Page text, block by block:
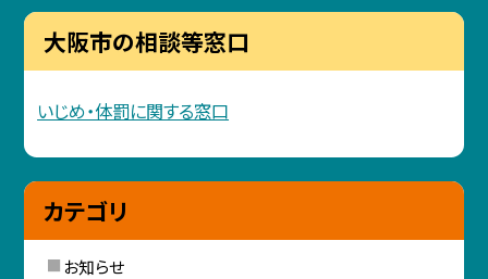
大阪市の相談等窓口
いじめ・体罰に関する窓口
カテゴリ
お知らせ